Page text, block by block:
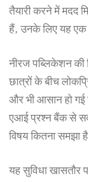
तैयारी करने में मदद
हैं, उनके लिए यह एक
नीरज पब्लिकेशन की
छात्रों के बीच
और भी आसान हो गई
एआई प्रश्न बैंक से
विषय कितना समझा
यह सुविधा खासतौर